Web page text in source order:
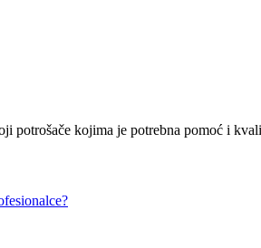
potrošače kojima je potrebna pomoć i